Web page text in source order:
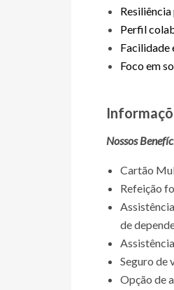
Perfil
Facilidade
Foco em
Nossos
Cartão
Refeição
de
Seguro de
Opção de